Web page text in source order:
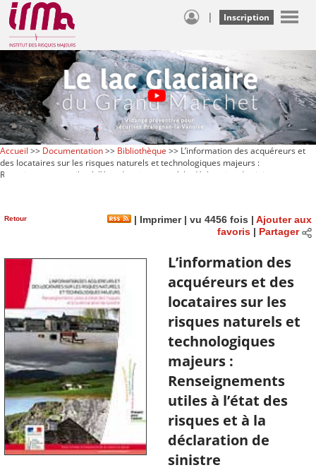
| Inscription
Accueil >> Documentation>> Bibliothèque >> L’information des acquéreurs et
des locataires sur les risques naturels et technologiques majeurs :
Renseignements utiles à l’état des risques et à la déclaration de sinistre
Retour | Imprimer| vu 4456 fois | Ajouter aux
favoris| Partager
L’information des
acquéreurs et des
locataires sur les
risques naturels et
technologiques
majeurs :
Renseignements
utiles à l’état des
risques et à la
déclaration de
sinistre